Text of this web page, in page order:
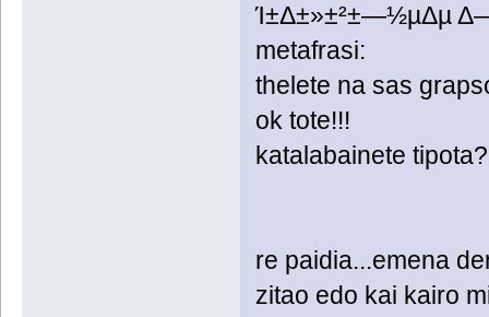
Ί±Δ±»±²±―½µΔµ
metafrasi:
thelete na sas
ok tote!!!
katalabainete tipota?
re paidia...emena
zitao edo kai kairo